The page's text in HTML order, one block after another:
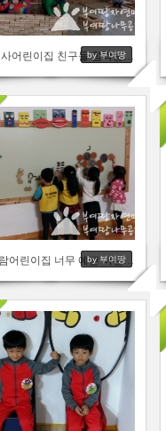
대전 천사어린이집 친구들 함박눈 노는날의 즐거움^**^~~
by 부여땅
전주아람어린이집 너무 예쁜 어린이들^^
by 부여땅
2654